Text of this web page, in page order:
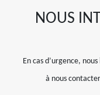
NOUS
En cas d’urgence,
à nous